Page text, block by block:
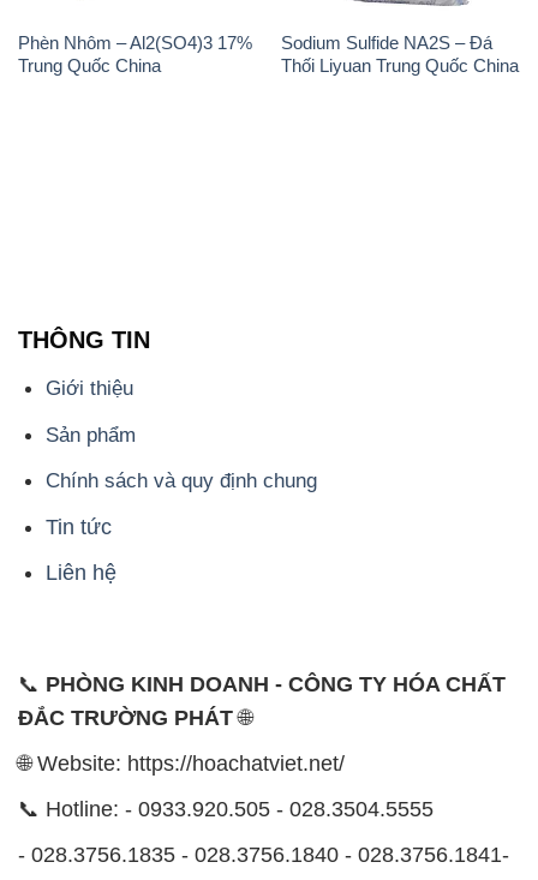
Chính sách và quy định chung
Tin tức
Liên hệ
📞
PHÒNG KINH DOANH - CÔNG TY HÓA CHẤT
ĐẮC TRƯỜNG PHÁT
- 028.3756.1835 - 028.3756.1840 - 028.3756.1841-
0902.765.866
📧 Email: hoachat@dactruongphat.vn